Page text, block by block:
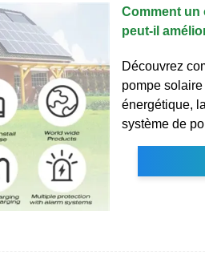
Comment un
peut-il
Découvrez
pompe
énergétique,
système de